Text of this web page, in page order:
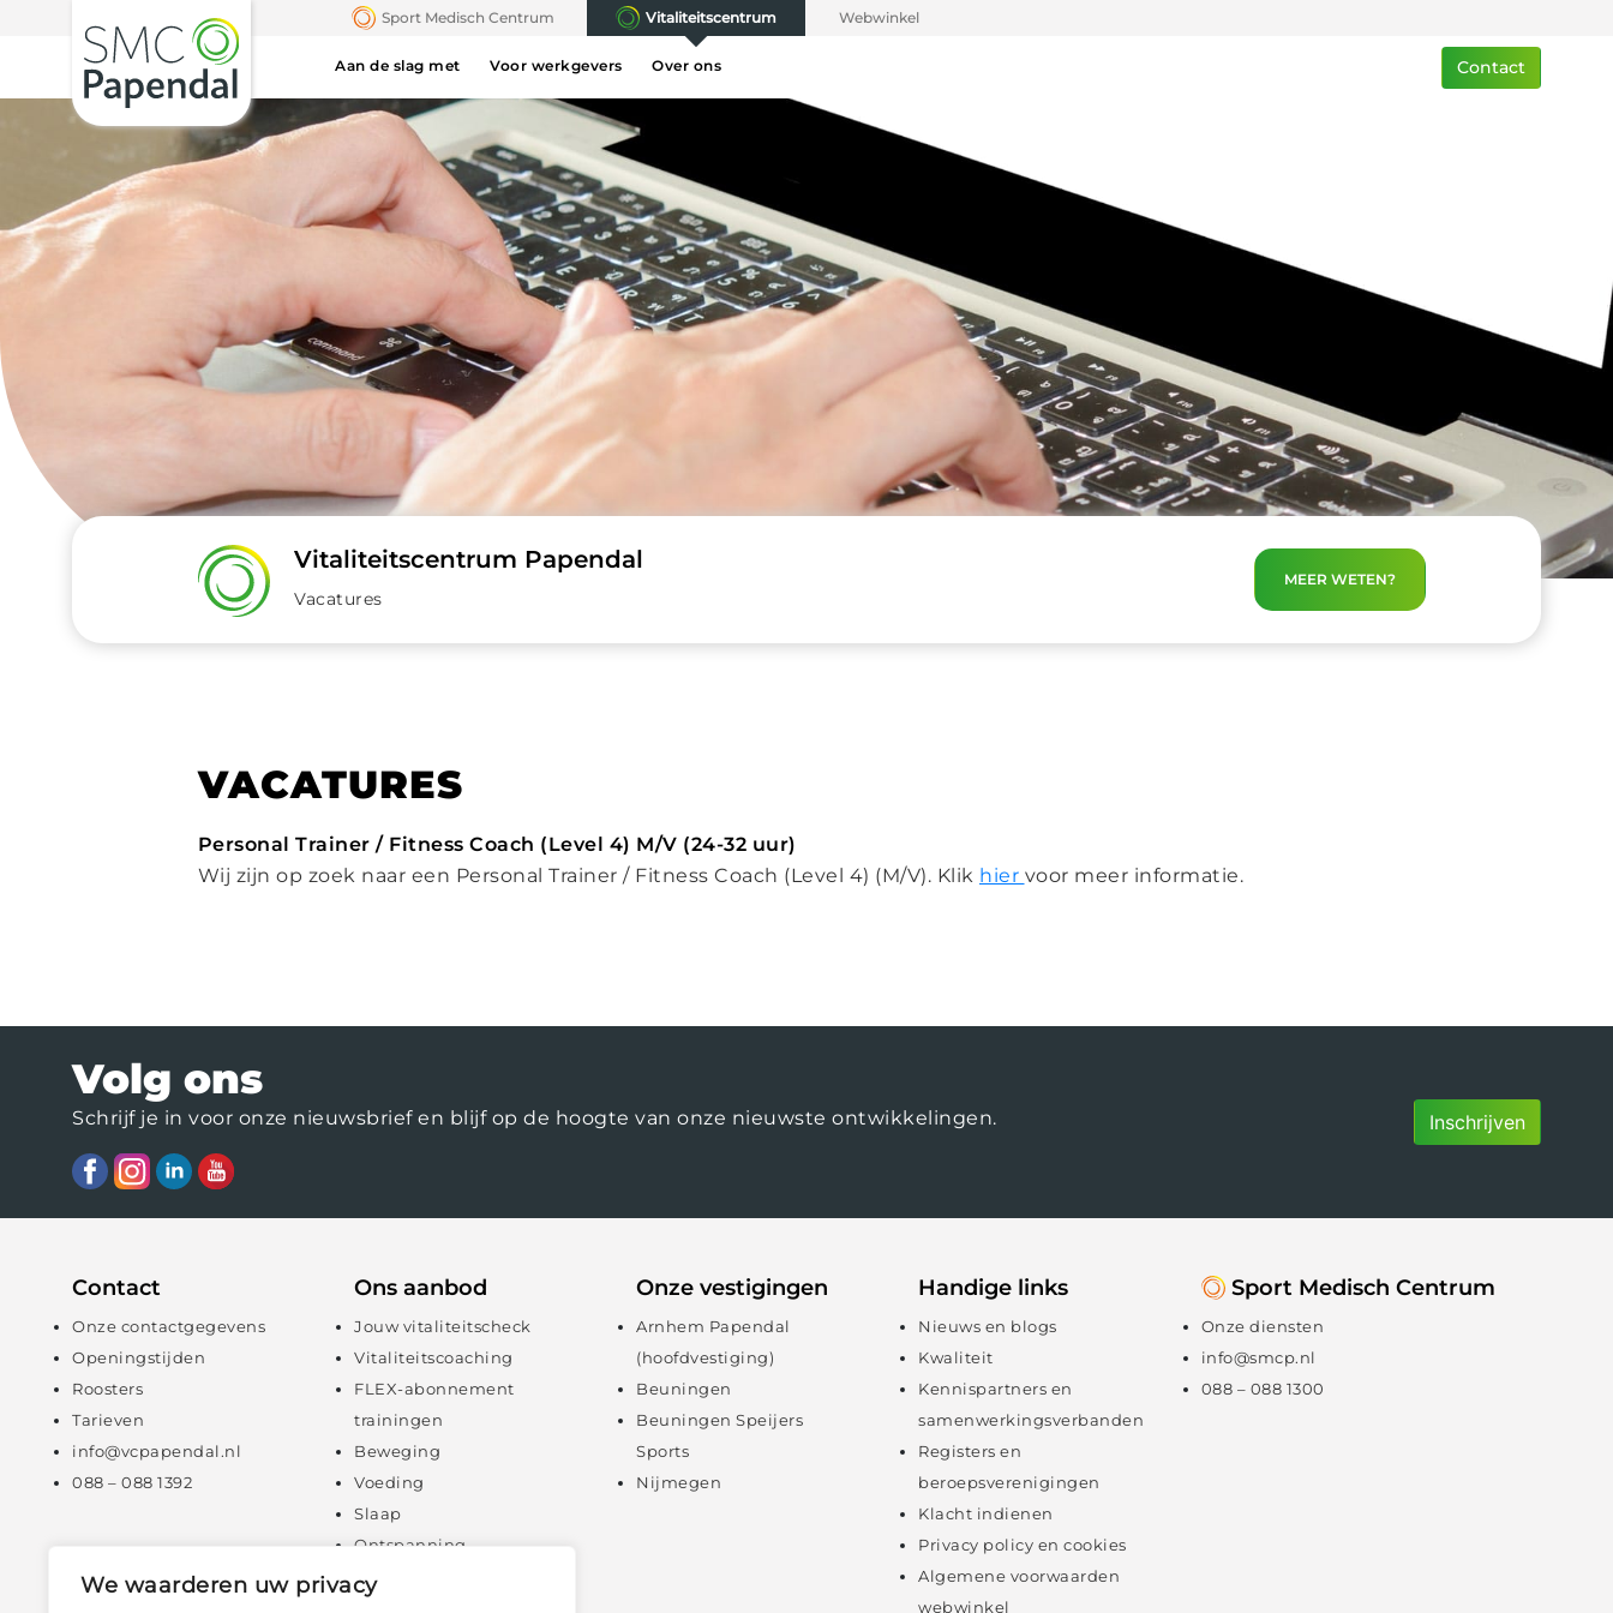
We waarderen uw privacy
Sport Medisch Centrum Vitaliteitscentrum Webwinkel
Aan de slag met Voor werkgevers Over ons Contact
Vitaliteitscentrum Papendal
Vacatures
MEER WETEN?
VACATURES
Personal Trainer / Fitness Coach (Level 4) M/V (24-32 uur)
Wij zijn op zoek naar een Personal Trainer / Fitness Coach (Level 4) (M/V). Klik hier voor meer informatie.
Volg ons
Schrijf je in voor onze nieuwsbrief en blijf op de hoogte van onze nieuwste ontwikkelingen. Inschrijven
Contact
Onze contactgegevens
Openingstijden
Roosters
Tarieven
info@vcpapendal.nl
088 – 088 1392
Ons aanbod
Jouw vitaliteitscheck
Vitaliteitscoaching
FLEX-abonnement
trainingen
Beweging
Voeding
Slaap
Ontspanning
Mentale fitheid
Onze vestigingen
Arnhem Papendal
(hoofdvestiging)
Beuningen
Beuningen Speijers
Sports
Nijmegen
Handige links
Nieuws en blogs
Kwaliteit
Kennispartners en
samenwerkingsverbanden
Registers en
beroepsverenigingen
Klacht indienen
Privacy policy en cookies
Algemene voorwaarden
webwinkel
Sport Medisch Centrum
Onze diensten
info@smcp.nl
088 – 088 1300